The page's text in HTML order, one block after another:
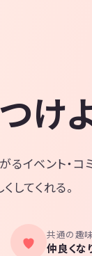
け
イベント・コミ
してくれる。
共通の趣
仲良くな